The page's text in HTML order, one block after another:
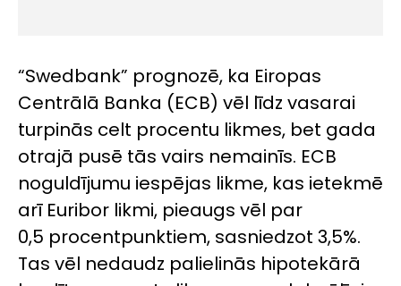
“Swedbank” prognozē, ka Eiropas
Centrālā Banka (ECB) vēl līdz vasarai
turpinās celt procentu likmes, bet gada
otrajā pusē tās vairs nemainīs. ECB
noguldījumu iespējas likme, kas ietekmē
arī Euribor likmi, pieaugs vēl par
0,5 procentpunktiem, sasniedzot 3,5%.
Tas vēl nedaudz palielinās hipotekārā